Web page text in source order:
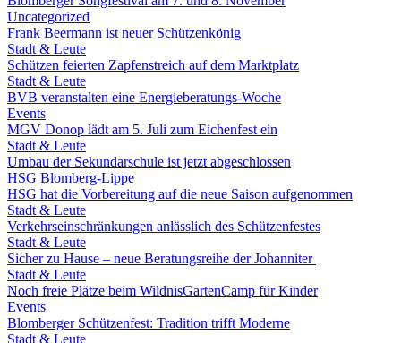
Uncategorized
Frank Beermann ist neuer Schützenkönig
Stadt & Leute
Schützen feierten Zapfenstreich auf dem Marktplatz
Stadt & Leute
BVB veranstalten eine Energieberatungs-Woche
Events
MGV Donop lädt am 5. Juli zum Eichenfest ein
Stadt & Leute
Umbau der Sekundarschule ist jetzt abgeschlossen
HSG Blomberg-Lippe
HSG hat die Vorbereitung auf die neue Saison aufgenommen
Stadt & Leute
Verkehrseinschränkungen anlässlich des Schützenfestes
Stadt & Leute
Sicher zu Hause – neue Beratungsreihe der Johanniter
Stadt & Leute
Noch freie Plätze beim WildnisGartenCamp für Kinder
Events
Blomberger Schützenfest: Tradition trifft Moderne
Stadt & Leute